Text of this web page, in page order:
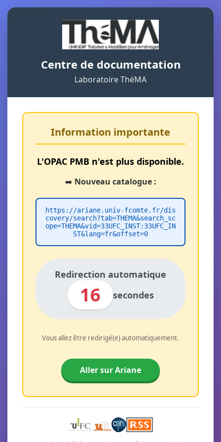
Centre de documentation
Laboratoire ThéMA
Information importante
L'OPAC PMB n'est plus disponible.
➡️ Nouveau catalogue :
https://ariane.univ-fcomte.fr/dis
covery/search?tab=THEMA&search_sc
ope=THEMA&vid=33UFC_INST:33UFC_IN
ST&lang=fr&offset=0
Redirection automatique
16 secondes
Vous allez être redirigé(e) automatiquement.
Aller sur Ariane